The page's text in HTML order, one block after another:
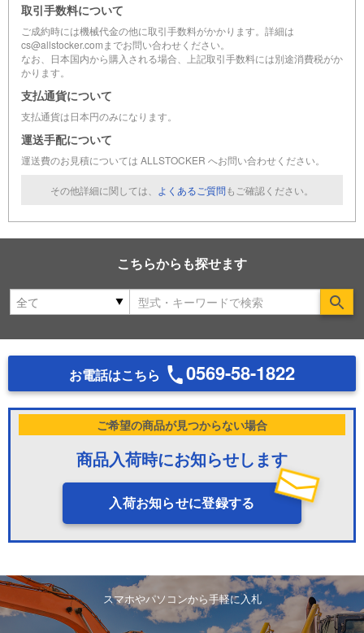
取引手数料について
ご成約時には機械代金の他に取引手数料がかかります。詳細は
cs@allstocker.comまでお問い合わせください。
なお、日本国内から購入される場合、上記取引手数料には別途消費税がか
かります。
支払通貨について
支払通貨は日本円のみになります。
運送手配について
運送費のお見積については ALLSTOCKER へお問い合わせください。
その他詳細に関しては、 よくあるご質問もご確認ください。
こちらからも探せます
お電話はこちら 0569-58-1822
ご希望の商品が見つからない場合
商品入荷時にお知らせします
入荷お知らせに登録する
スマホやパソコンから手軽に入札